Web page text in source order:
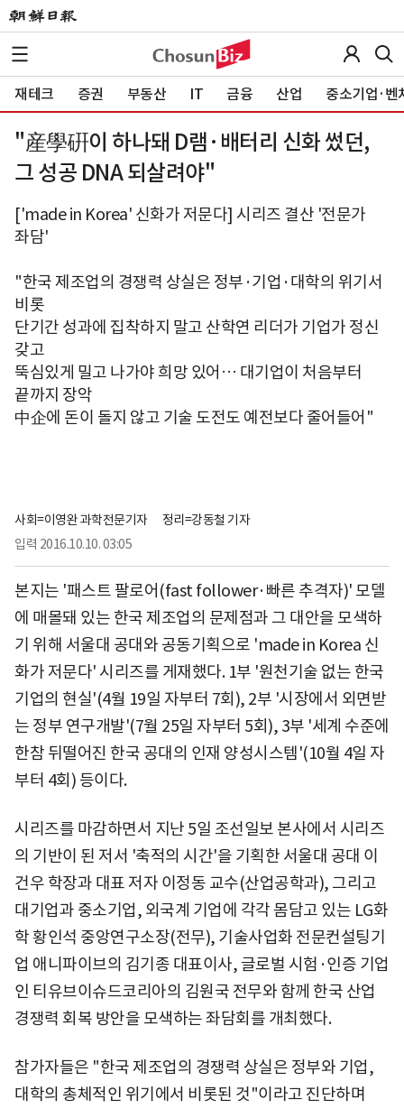
재테크 증권 부동산 IT 금융 산업 중소기업·벤
"産學硏이 하나돼 D램·배터리 신화 썼던,
그 성공 DNA 되살려야"
['made in Korea' 신화가 저문다] 시리즈 결산 '전문가
좌담'
"한국 제조업의 경쟁력 상실은 정부·기업·대학의 위기서
비롯
단기간 성과에 집착하지 말고 산학연 리더가 기업가 정신
갖고
뚝심있게 밀고 나가야 희망 있어… 대기업이 처음부터
끝까지 장악
中企에 돈이 돌지 않고 기술 도전도 예전보다 줄어들어"
사회=이영완 과학전문기자
정리=강동철 기자
입력 2016.10.10. 03:05
본지는 '패스트 팔로어(fast follower·빠른 추격자)' 모델
에 매몰돼 있는 한국 제조업의 문제점과 그 대안을 모색하
기 위해 서울대 공대와 공동기획으로 'made in Korea 신
화가 저문다' 시리즈를 게재했다. 1부 '원천기술 없는 한국
기업의 현실'(4월 19일 자부터 7회), 2부 '시장에서 외면받
는 정부 연구개발'(7월 25일 자부터 5회), 3부 '세계 수준에
한참 뒤떨어진 한국 공대의 인재 양성시스템'(10월 4일 자
부터 4회) 등이다.
시리즈를 마감하면서 지난 5일 조선일보 본사에서 시리즈
의 기반이 된 저서 '축적의 시간'을 기획한 서울대 공대 이
건우 학장과 대표 저자 이정동 교수(산업공학과), 그리고
대기업과 중소기업, 외국계 기업에 각각 몸담고 있는 LG화
학 황인석 중앙연구소장(전무), 기술사업화 전문컨설팅기
업 애니파이브의 김기종 대표이사, 글로벌 시험·인증 기업
인 티유브이슈드코리아의 김원국 전무와 함께 한국 산업
경쟁력 회복 방안을 모색하는 좌담회를 개최했다.
참가자들은 "한국 제조업의 경쟁력 상실은 정부와 기업,
대학의 총체적인 위기에서 비롯된 것"이라고 진단하며